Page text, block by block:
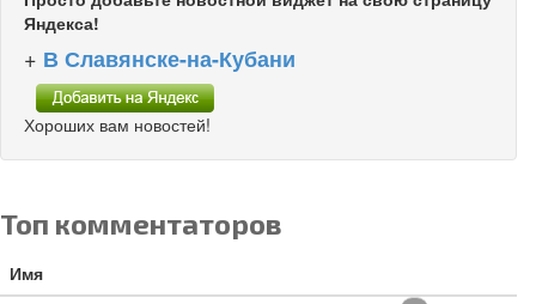
Яндекса!
+ В Славянске-на-Кубани
Хороших вам новостей!
Топ комментаторов
Имя